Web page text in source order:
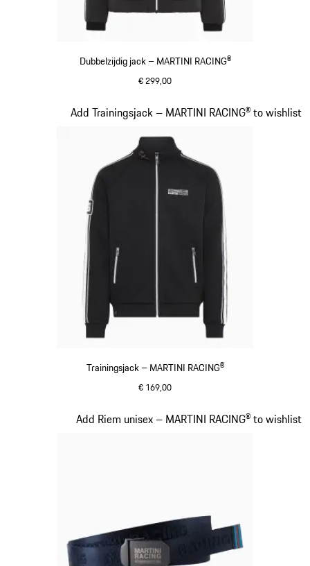
Dubbelzijdig jack – MARTINI RACING®
€ 299,00
Trainingsjack – MARTINI RACING®
€ 169,00
Add Trainingsjack – MARTINI RACING® to wishlist
Dia 11 van 20
Add Riem unisex – MARTINI RACING® to wishlist